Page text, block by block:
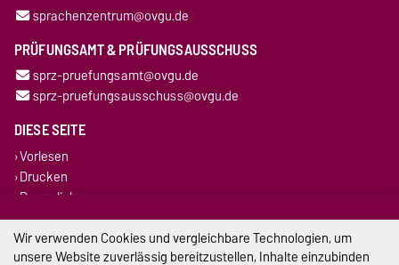
sprachenzentrum@ovgu.de
PRÜFUNGSAMT & PRÜFUNGSAUSSCHUSS
sprz-pruefungsamt@ovgu.de
sprz-pruefungsausschuss@ovgu.de
DIESE SEITE
Vorlesen
Drucken
Permalink
Impressum
Wir verwenden Cookies und vergleichbare Technologien, um
unsere Website zuverlässig bereitzustellen, Inhalte einzubinden